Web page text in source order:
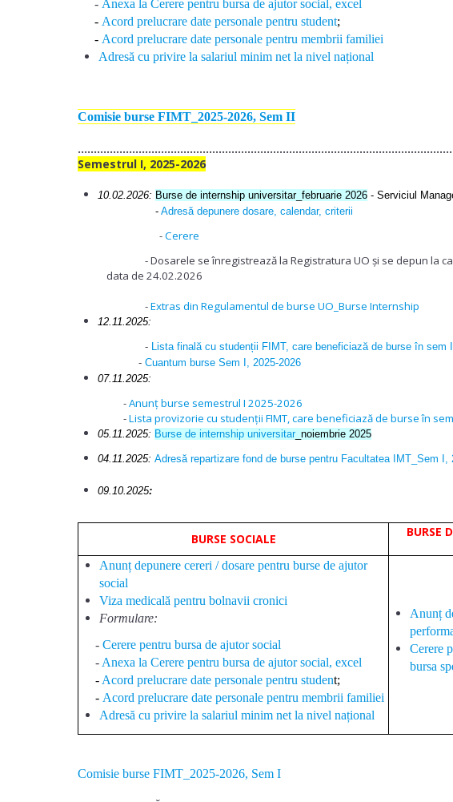
- Anexa la Cerere pentru bursa de ajutor social, excel
- Acord prelucrare date personale pentru student;
- Acord prelucrare date personale pentru membrii familiei
Adresă cu privire la salariul minim net la nivel național
Comisie burse FIMT_2025-2026, Sem II
Semestrul I, 2025-2026
10.02.2026: Burse de internship universitar_februarie 2026 - Serviciul
- Adresă depunere dosare, calendar, criterii
-Cerere
- Dosarele se înregistrează la Registratura UO și se depun la
data de 24.02.2026
-Extras din Regulamentul de burse UO_Burse Internship
12.11.2025:
- Lista finală cu studenții FIMT, care beneficiază de burse în sem
- Cuantum burse Sem I, 2025-2026
07.11.2025:
-Anunț burse semestrul I 2025-2026
-Lista provizorie cu studenții FIMT, care beneficiazăde burse în
05.11.2025: Burse de internship universitar _noiembrie 2025
04.11.2025: Adresă repartizare fond de burse pentru Facultatea IMT_Sem I,
09.10.2025:
BURSE SOCIALE
BURSE
Anunț depunere cereri / dosare pentru burse de ajutor
social
Viza medicală pentru bolnavii cronici
Formulare:
- Cerere pentru bursa de ajutor social
- Anexa la Cerere pentru bursa de ajutor social, excel
- Acord prelucrare date personale pentru student;
- Acord prelucrare date personale pentru membrii familiei
Adresă cu privire la salariul minim net la nivel național
Anunț
Cerere
bursa
Comisie burse FIMT_2025-2026, Sem I